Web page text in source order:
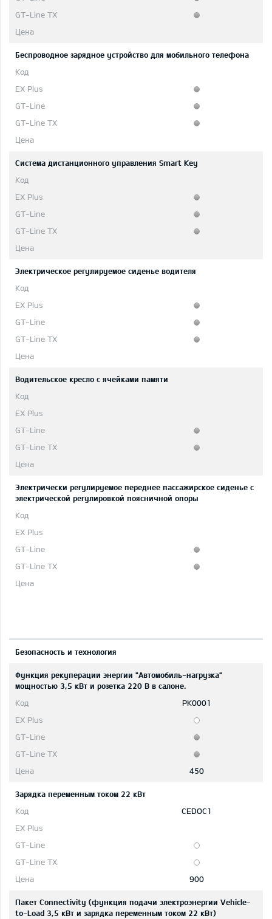
Беспроводное зарядное устройство для мобильного телефона
Система дистанционного управления Smart Key
Электрическое регулируемое сиденье водителя
Водительское кресло с ячейками памяти
Электрически регулируемое переднее пассажирское сиденье с
электрической регулировкой поясничной опоры
Безопасность и технология
Функция рекуперации энергии "Автомобиль-нагрузка"
мощностью 3,5 кВт и розетка 220 В в салоне.
PK0001
450
Зарядка переменным током 22 кВт
CEDOC1
900
Пакет Connectivity (функция подачи электроэнергии Vehicle-
to-Load 3,5 кВт и зарядка переменным током 22 кВт)